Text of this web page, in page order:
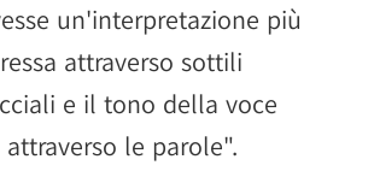
un'interpretazione più
attraverso sottili
e il tono della voce
le parole".